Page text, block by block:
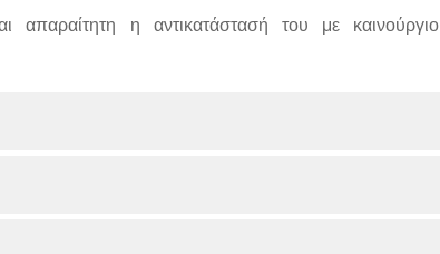
απαραίτητη η αντικατάστασή του με καινούργιο